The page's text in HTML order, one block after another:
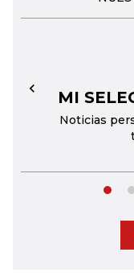
MI
Noticias
←